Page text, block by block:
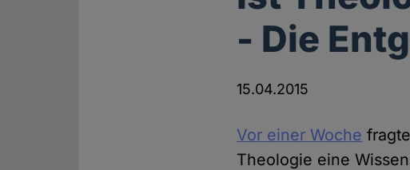
- Die
15.04.2015
Vor einer Woche
Theologie eine